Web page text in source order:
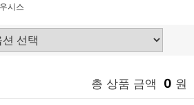
시스
총 상품 금액 0 원